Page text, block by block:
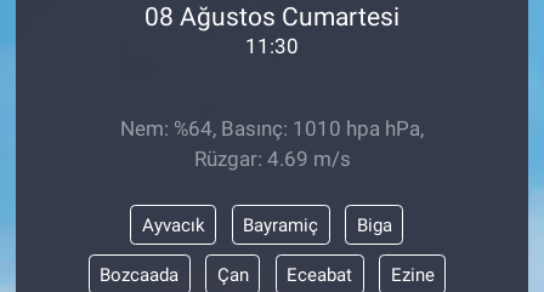
08 Ağustos Cumartesi
11:30
Nem: %64, Basınç: 1010 hpa hPa,
Rüzgar: 4.69 m/s
Ayvacık Bayramiç Biga
Bozcaada Çan Eceabat Ezine